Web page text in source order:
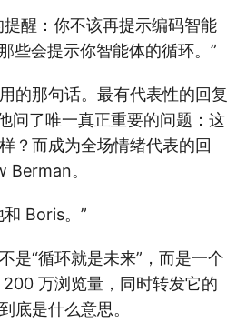
醒：你不该再提示编码智能
些会提示你智能体的循环。”
的那句话。最有代表性的回复
问了唯一真正重要的问题：这
？而成为全场情绪代表的回
Berman。
Boris。”
是“循环就是未来”，而是一个
万浏览量，同时转发它的
底是什么意思。